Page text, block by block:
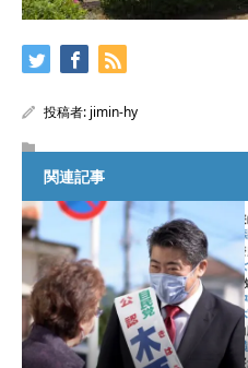
投稿者: jimin-hy
関連記事